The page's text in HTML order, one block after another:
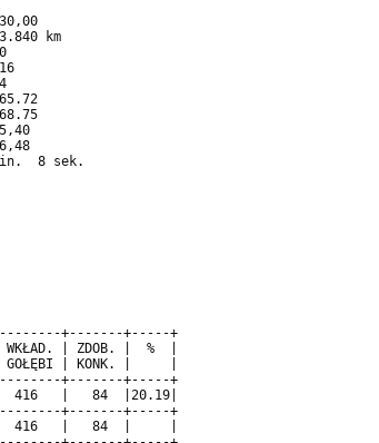
7,30,00
193.840 km
10
416
84
1365.72
1268.75
9,55,40
min.  8 sek.
:pochmurno
5 konkursów
wg wzoru GMP.
ROZLICZENIE LOTU
+--------+-------+-----+
| WKŁAD. | ZDOB. |  %  |
GOŁĘBI | KONK. |     |
+--------+-------+-----+
|  416   |   84  |20.19|
+--------+-------+-----+
|  416   |   84  |     |